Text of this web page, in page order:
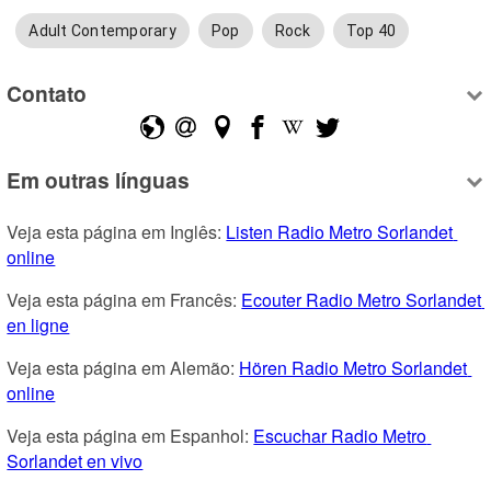
Adult Contemporary Pop Rock Top 40
Contato
Em outras línguas
Veja esta página em Inglês: Listen Radio Metro Sorlandet
online
Veja esta página em Francês: Ecouter Radio Metro Sorlandet
en ligne
Veja esta página em Alemão: Hören Radio Metro Sorlandet
online
Veja esta página em Espanhol: Escuchar Radio Metro
Sorlandet en vivo